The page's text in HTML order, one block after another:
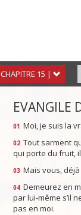
CHAPITRE 15 |
EVANGILE
01 Moi, je suis la
02 Tout sarment
qui porte du fruit,
03 Mais vous,
04 Demeurez en
par lui-même s’il
pas en moi.